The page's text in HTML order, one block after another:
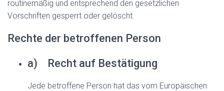
routinemäßig und entsprechend den gesetzlichen
Vorschriften gesperrt oder gelöscht.
Rechte der betroffenen Person
a) Recht auf Bestätigung
Jede betroffene Person hat das vom Europäischen